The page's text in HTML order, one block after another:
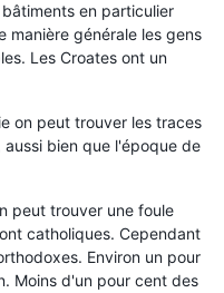
en particulier
manière générale les gens
Les Croates ont un
on peut trouver les traces
bien que l'époque de
peut trouver une foule
catholiques. Cependant
Environ un pour
Moins d'un pour cent des